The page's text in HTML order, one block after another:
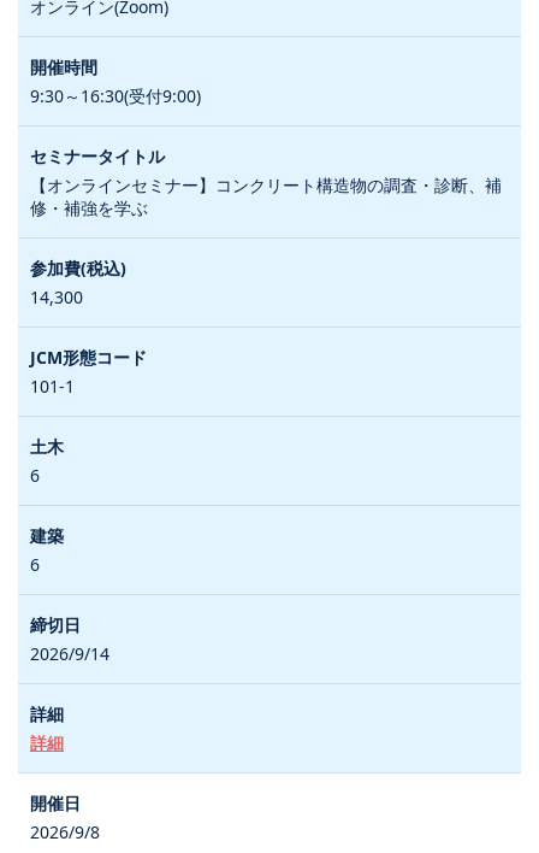
オンライン(Zoom)
9:30～16:30(受付9:00)
【オンラインセミナー】コンクリート構造物の調査・診断、補
修・補強を学ぶ
14,300
101-1
6
6
2026/9/14
詳細
2026/9/8